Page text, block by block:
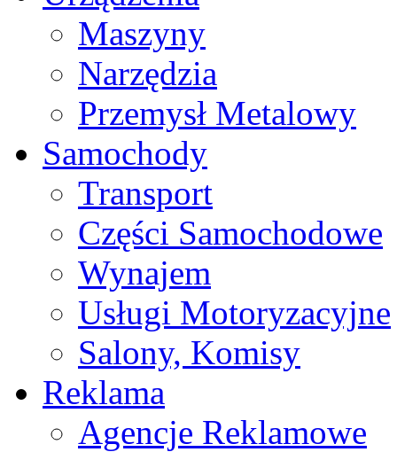
Maszyny
Narzędzia
Przemysł Metalowy
Samochody
Transport
Części Samochodowe
Wynajem
Usługi Motoryzacyjne
Salony, Komisy
Reklama
Agencje Reklamowe